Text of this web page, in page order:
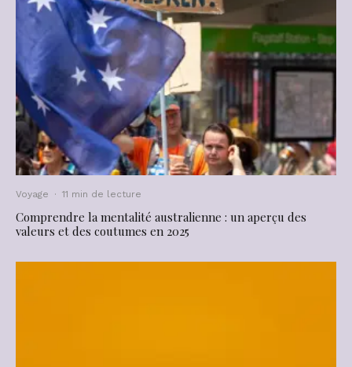
Voyage · 11 min de lecture
Comprendre la mentalité australienne : un aperçu des
valeurs et des coutumes en 2025